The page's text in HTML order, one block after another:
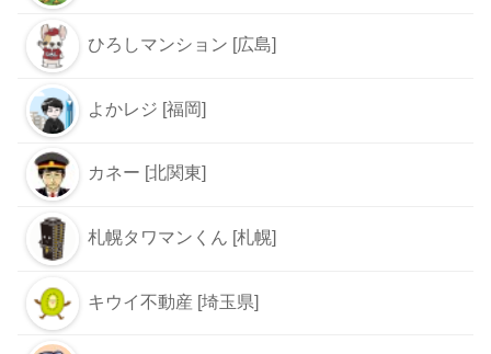
ひろしマンション [広島]
よかレジ [福岡]
カネー [北関東]
札幌タワマンくん [札幌]
キウイ不動産 [埼玉県]